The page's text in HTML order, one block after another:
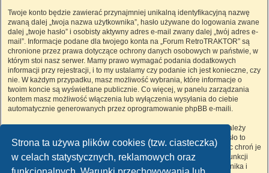
Strona ta używa plików cookies (tzw. ciasteczka)
w celach statystycznych, reklamowych oraz
Twoje konto będzie zawierać przynajmniej unikalną identyfikacyjną nazwę
zwaną dalej „twoja nazwa użytkownika”, hasło używane do logowania zwane
dalej „twoje hasło” i osobisty aktywny adres e-mail zwany dalej „twój adres e-
mail”. Informacje podane dla twojego konta na „Forum RetroTRAKTOR” są
chronione przez prawa dotyczące ochrony danych osobowych w państwie, w
którym stoi nasz serwer. Mamy prawo wymagać podania dodatkowych
informacji przy rejestracji, i to my ustalamy czy podanie ich jest konieczne, czy
nie. W każdym przypadku, masz możliwość wybrania, które informacje o
twoim koncie są wyświetlane publicznie. Co więcej, w panelu zarządzania
kontem masz możliwość włączenia lub wyłączenia wysyłania do ciebie
automatycznie generowanych przez oprogramowanie phpBB e-maili.
Twoje hasło jest zaszyfrowane, więc jest bezpieczne, niemniej nie należy
używać tego samego hasła na różnych witrynach internetowych. Hasło to
umożliwia dostęp do twojego konta na „Forum RetroTRAKTOR”, więc chroń je
i w żadnym wypadku nie podawajnikomu. Jeśli je zapomnisz, użyj funkcji
„Nie pamiętam hasła”. Witryna poprosi cię o podanie nazwy użytkownika i